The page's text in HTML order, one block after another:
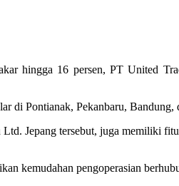
hingga 16 persen, PT United
di Pontianak, Pekanbaru, Bandung,
Jepang tersebut, juga memiliki
kemudahan pengoperasian